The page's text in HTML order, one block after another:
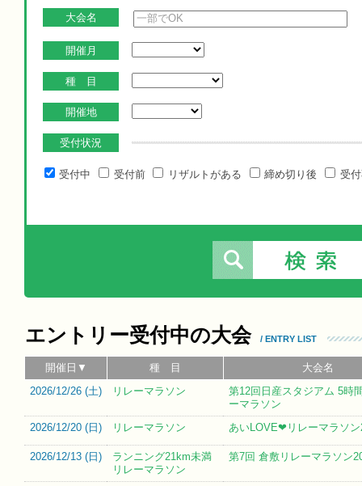
大会名
開催月
種 目
開催地
受付状況
受付中 受付前 リザルトがある 締め切り後 受
エントリー受付中の大会 / ENTRY LIST
開催日▼ 種 目
大会名
2026/12/26 (土) リレーマラソン
第12回日産スタジアム 5時
ーマラソン
2026/12/20 (日 ) リレーマラソン あいLOVE❤リレーマラソン
2026/12/13 (日 )
ランニング21km未満
リレーマラソン
第7回 倉敷リレーマラソン